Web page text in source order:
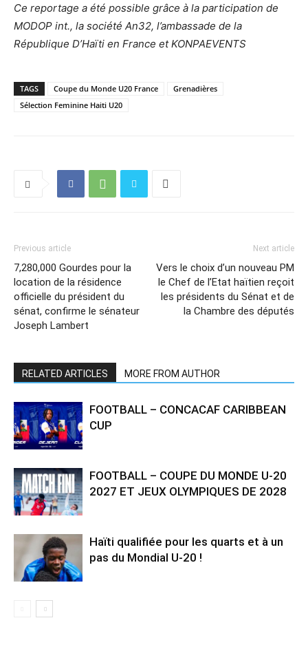
Ce reportage a été possible grâce à la participation de
MODOP int., la société An32, l’ambassade de la
République D’Haïti en France et KONPAEVENTS
TAGS Coupe du Monde U20 France
Grenadières
Sélection Feminine Haiti U20
Previous article
7,280,000 Gourdes pour la
location de la résidence
officielle du président du
sénat, confirme le sénateur
Joseph Lambert
Next article
Vers le choix d’un nouveau PM
le Chef de l’Etat haïtien reçoit
les présidents du Sénat et de
la Chambre des députés
RELATED ARTICLES MORE FROM AUTHOR
FOOTBALL – CONCACAF CARIBBEAN
CUP
FOOTBALL – COUPE DU MONDE U-20
2027 ET JEUX OLYMPIQUES DE 2028
Haïti qualifiée pour les quarts et à un
pas du Mondial U-20 !